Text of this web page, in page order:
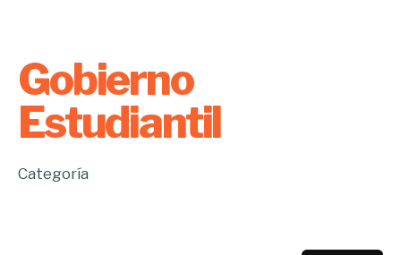
Gobierno
Estudiantil
Categoría